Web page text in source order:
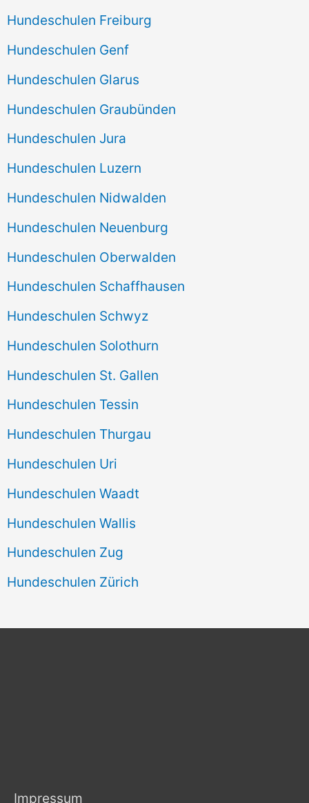
Hundeschulen Freiburg
Hundeschulen Genf
Hundeschulen Glarus
Hundeschulen Graubünden
Hundeschulen Jura
Hundeschulen Luzern
Hundeschulen Nidwalden
Hundeschulen Neuenburg
Hundeschulen Oberwalden
Hundeschulen Schaffhausen
Hundeschulen Schwyz
Hundeschulen Solothurn
Hundeschulen St. Gallen
Hundeschulen Tessin
Hundeschulen Thurgau
Hundeschulen Uri
Hundeschulen Waadt
Hundeschulen Wallis
Hundeschulen Zug
Hundeschulen Zürich
Impressum